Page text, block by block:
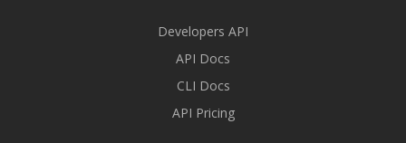
Developers API
API Docs
CLI Docs
API Pricing